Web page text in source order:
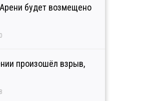
будет возмещено
произошёл взрыв,